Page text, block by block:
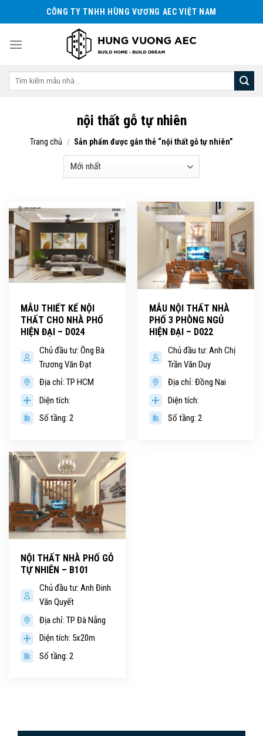
to
CÔNG TY TNHH HÙNG VƯƠNG AEC VIỆT NAM
Tìm
nội thất gỗ tự nhiên
Trang chủ / Sản phẩm được gắn thẻ “nội thất gỗ tự nhiên”
MẪU THIẾT KẾ NỘI
THẤT CHO NHÀ PHỐ
HIỆN ĐẠI – D024
Chủ đầu tư: Ông Bà
Trương Văn Đạt
Địa chỉ: TP HCM
Diện tích:
Số tầng: 2
MẪU NỘI THẤT NHÀ
PHỐ 3 PHÒNG NGỦ
HIỆN ĐẠI – D022
Chủ đầu tư: Anh Chị
Trần Văn Duy
Địa chỉ: Đồng Nai
Diện tích:
Số tầng: 2
NỘI THẤT NHÀ PHỐ GỖ
TỰ NHIÊN – B101
Chủ đầu tư: Anh Đinh
Văn Quyết
Địa chỉ: TP Đà Nẵng
Diện tích: 5x20m
Số tầng: 2